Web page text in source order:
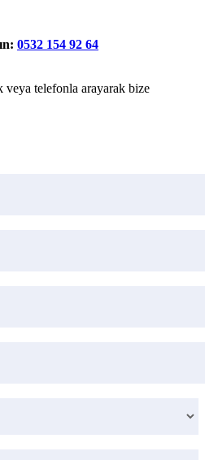
0532 154 92 64
telefonla arayarak bize